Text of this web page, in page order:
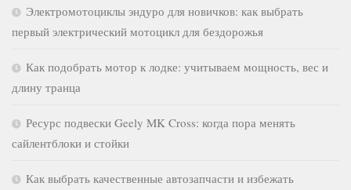
Электромотоциклы эндуро для новичков: как выбрать
первый электрический мотоцикл для бездорожья
Как подобрать мотор к лодке: учитываем мощность, вес и
длину транца
Ресурс подвески Geely MK Cross: когда пора менять
сайлентблоки и стойки
Как выбрать качественные автозапчасти и избежать